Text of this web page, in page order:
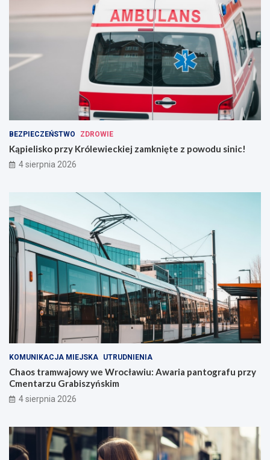
BEZPIECZEŃSTWO ZDROWIE
Kąpielisko przy Królewieckiej zamknięte z powodu sinic!
4 sierpnia 2026
KOMUNIKACJA MIEJSKA UTRUDNIENIA
Chaos tramwajowy we Wrocławiu: Awaria pantografu przy
Cmentarzu Grabiszyńskim
4 sierpnia 2026